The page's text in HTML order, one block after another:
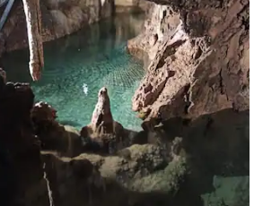
5‑დან 4,97, 34 მიმოხილვა